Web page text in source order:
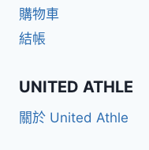
購物車
結帳
UNITED ATHLE
關於 United Athle